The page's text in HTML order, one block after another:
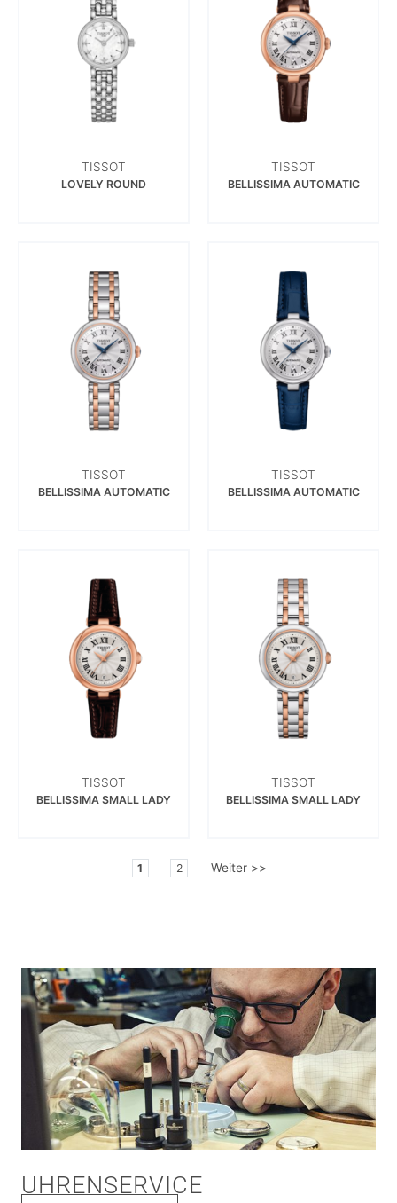
TISSOT
LOVELY ROUND
TISSOT
BELLISSIMA AUTOMATIC
TISSOT
BELLISSIMA AUTOMATIC
TISSOT
BELLISSIMA AUTOMATIC
TISSOT
BELLISSIMA SMALL LADY
TISSOT
BELLISSIMA SMALL LADY
1 2 Weiter >>
UHRENSERVICE